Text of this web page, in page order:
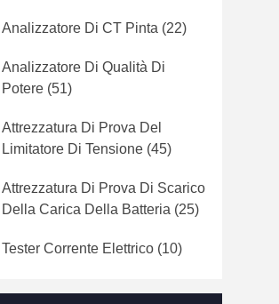
Analizzatore Di CT Pinta (22)
Analizzatore Di Qualità Di
Potere (51)
Attrezzatura Di Prova Del
Limitatore Di Tensione (45)
Attrezzatura Di Prova Di Scarico
Della Carica Della Batteria (25)
Tester Corrente Elettrico (10)